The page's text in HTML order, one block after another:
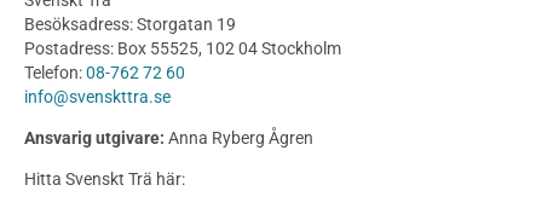
Utförande
Produkter
Konstruktionsvirke
Konstruktionsvirke Behandlat
Konstruktionsvirke Fingerskarvat
Besöksadress: Storgatan 19
Postadress: Box 55525, 102 04 Stockholm
Telefon:08-762 72 60
info@svenskttra.se
Ansvarig utgivare: Anna Ryberg Ågren
Hitta Svenskt Trä här: